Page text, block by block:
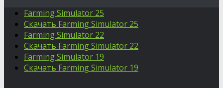
Farming Simulator 25
Скачать Farming Simulator 25
Farming Simulator 22
Скачать Farming Simulator 22
Farming Simulator 19
Скачать Farming Simulator 19